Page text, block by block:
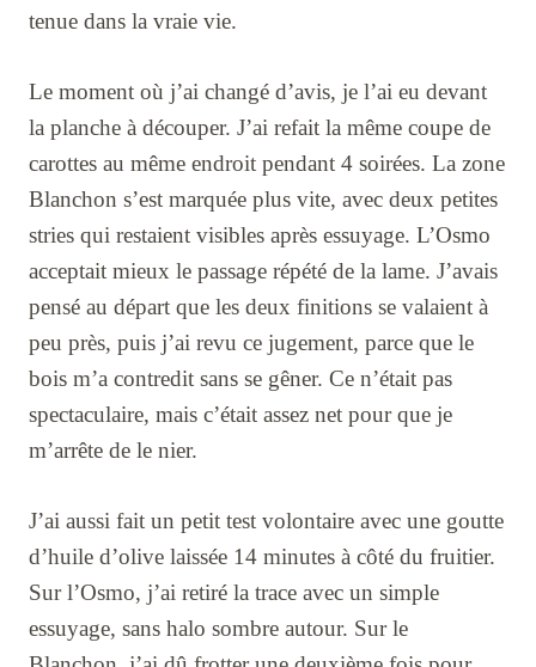
tenue dans la vraie vie.
Le moment où j’ai changé d’avis, je l’ai eu devant
la planche à découper. J’ai refait la même coupe de
carottes au même endroit pendant 4 soirées. La zone
Blanchon s’est marquée plus vite, avec deux petites
stries qui restaient visibles après essuyage. L’Osmo
acceptait mieux le passage répété de la lame. J’avais
pensé au départ que les deux finitions se valaient à
peu près, puis j’ai revu ce jugement, parce que le
bois m’a contredit sans se gêner. Ce n’était pas
spectaculaire, mais c’était assez net pour que je
m’arrête de le nier.
J’ai aussi fait un petit test volontaire avec une goutte
d’huile d’olive laissée 14 minutes à côté du fruitier.
Sur l’Osmo, j’ai retiré la trace avec un simple
essuyage, sans halo sombre autour. Sur le